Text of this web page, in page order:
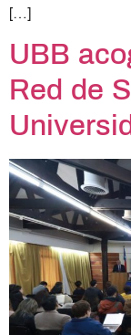
[…]
UBB
Red de